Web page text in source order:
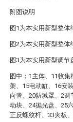
附图说明
图1为本实用新型整体
图2为本实用新型整体
图3为本实用新型调节
图中：1主体、11收
架、15电动缸、16安
向管、20防溅罩、2
动块、24抛光盘、25
正反螺纹杆、33夹板、